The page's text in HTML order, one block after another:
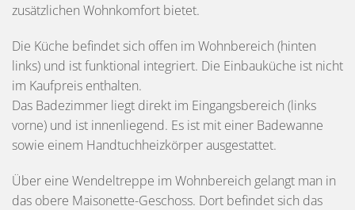
zusätzlichen Wohnkomfort bietet.
Die Küche befindet sich offen im Wohnbereich (hinten
links) und ist funktional integriert. Die Einbauküche ist nicht
im Kaufpreis enthalten.
Das Badezimmer liegt direkt im Eingangsbereich (links
vorne) und ist innenliegend. Es ist mit einer Badewanne
sowie einem Handtuchheizkörper ausgestattet.
Über eine Wendeltreppe im Wohnbereich gelangt man in
das obere Maisonette-Geschoss. Dort befindet sich das